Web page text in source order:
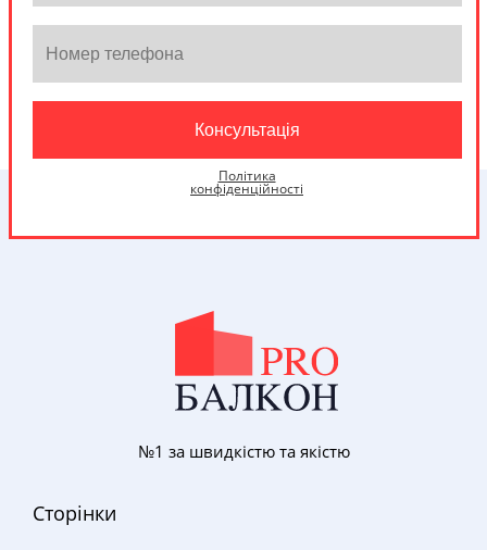
Політика
конфіденційності
№1 за швидкістю та якістю
Сторінки